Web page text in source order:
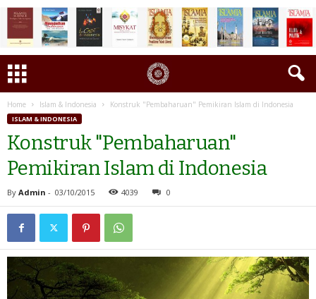
Home Islam & Indonesia Konstruk "Pembaharuan" Pemikiran Islam di Indonesia
ISLAM & INDONESIA
Konstruk "Pembaharuan"
Pemikiran Islam di Indonesia
By Admin - 03/10/2015 4039 0